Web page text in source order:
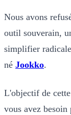
Nous avons
outil souverain,
simplifier
né Jookko.
L'objectif de
vous avez